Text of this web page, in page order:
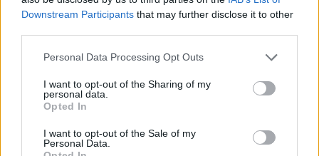
Downstream Participants that may further disclose it to other
Please note that this website/app uses one or more Google
not limited to your visit or usage behaviour. You may click to
grant or deny consent to Google and its third-party tags to
use your data for below specified purposes in below Google
consent section.
Personal Data Processing Opt Outs
I want to opt-out of the Sharing of my
personal data.
Opted In
I want to opt-out of the Sale of my
Personal Data.
Sunset Boulevard - Első szerepére
készül a West Enden Glenn Close
szinhazhu•
2016. áprilisától, csupán 43 előadás erejéig a